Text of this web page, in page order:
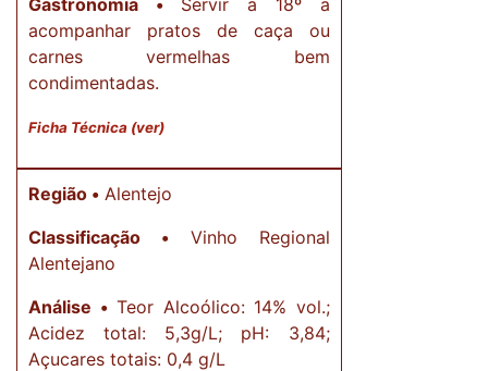
Gastronomia •Servir a 18º a
acompanhar pratos de caça ou
carnes vermelhas bem
condimentadas.
Ficha Técnica (ver)
Região • Alentejo
Classificação •Vinho Regional
Alentejano
Análise •Teor Alcoólico: 14% vol.;
Acidez total: 5,3g/L; pH: 3,84;
Açucares totais: 0,4 g/L